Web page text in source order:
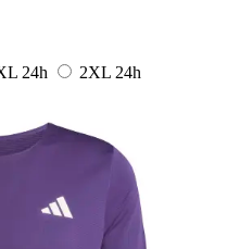
24h 2XL 24h